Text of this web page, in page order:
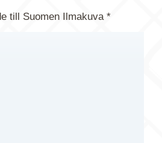
till Suomen Ilmakuva *